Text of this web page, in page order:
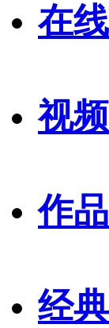
在
视
作
经